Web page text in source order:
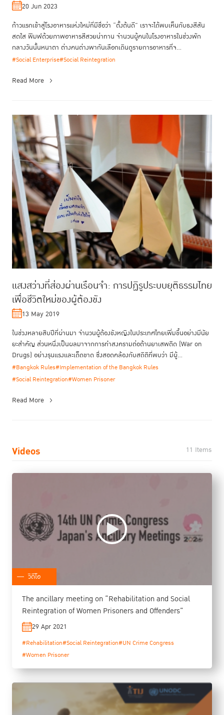
20 Jun 2023
ก้าวแรกเข้าสู่โรงอาหารแห่งใหม่ที่มีชื่อว่า “ตั้งต้นดี” เราจะได้พบเห็นกับธงสีสัน
สดใส พิมพ์ด้วยภาพอาหารสีสวยน่าทาน จำนวนผู้คนในโรงอาหารในช่วงพัก
กลางวันนั้นหนาตา ต่างคนต่างพากันเลือกเดินดูรายการอาหารที่จ...
#Social Enterprise#Social Reintegration
Read More
แสงสว่างที่ส่องผ่านเรือนจำ: การปฏิรูประบบยุติธรรมไทย
เพื่อชีวิตใหม่ของผู้ต้องขัง
13 May 2019
ในช่วงหลายสิบปีที่ผ่านมา จำนวนผู้ต้องขังหญิงในประเทศไทยเพิ่มขึ้นอย่างมีนัย
ยะสำคัญ ส่วนหนึ่งเป็นผลมาจากการทำสงครามต่อต้านยาเสพติด (War on
Drugs) อย่างรุนแรงและเด็ดขาด ซึ่งสอดคล้องกับสถิติที่พบว่า มีผู้...
#Bangkok Rules#Implementation of the Bangkok Rules
#Social Reintegration#Women Prisoner
Read More
Videos 11 Items
วิดีโอ
The ancillary meeting on “Rehabilitation and Social
Reintegration of Women Prisoners and Offenders”
29 Apr 2021
#Rehabilitation#Social Reintegration#UN Crime Congress
#Women Prisoner